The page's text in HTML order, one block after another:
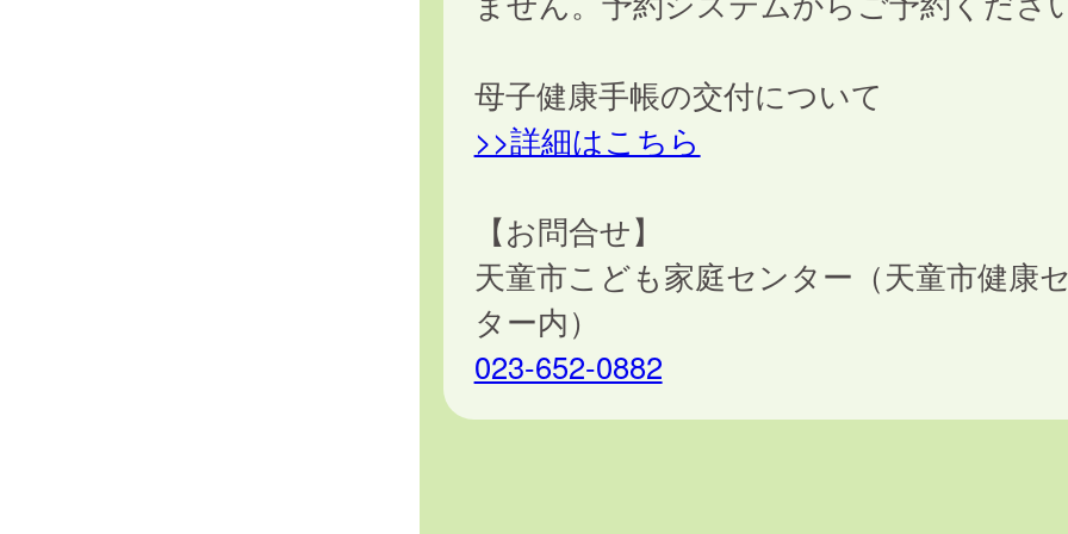
母子健康手帳の交付について
>>詳細はこちら
【お問合せ】
天童市こども家庭センター（天童市健康
ター内）
023-652-0882